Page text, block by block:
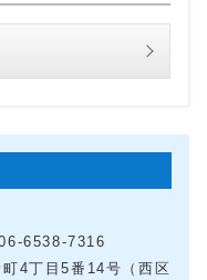
6538-7316
4丁目5番14号（西区